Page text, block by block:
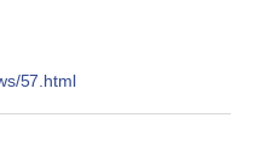
57.html